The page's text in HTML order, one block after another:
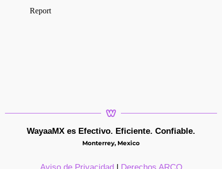
WayaaMX es Efectivo. Eficiente. Confiable.
Monterrey, Mexico
Aviso de Privacidad| Derechos ARCO